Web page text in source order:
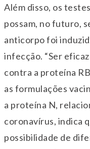
Além disso, os
possam, no futuro,
anticorpo foi
infecção. “Ser
contra a proteína
as formulações
a proteína N,
coronavírus, indica
possibilidade de